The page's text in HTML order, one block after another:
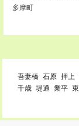
多摩町
吾妻橋 石原 押上
千歳 堤通 業平